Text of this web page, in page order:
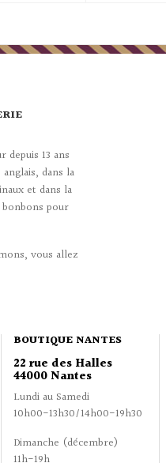
depuis 13 ans
dans la
et dans la
pour
vous allez
BOUTIQUE NANTES
22 rue des Halles
44000 Nantes
Lundi au Samedi
10h00-13h30/14h00-19h30
Dimanche (décembre)